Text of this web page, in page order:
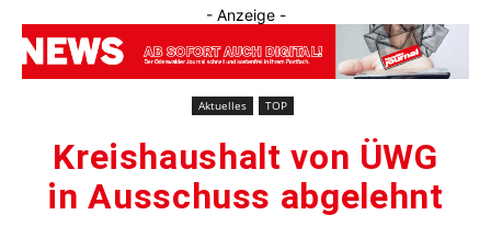
- Anzeige -
Aktuelles TOP
Kreishaushalt von ÜWG
in Ausschuss abgelehnt